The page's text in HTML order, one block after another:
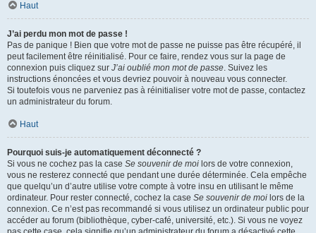
Haut
J’ai perdu mon mot de passe !
Pas de panique ! Bien que votre mot de passe ne puisse pas être récupéré, il
peut facilement être réinitialisé. Pour ce faire, rendez vous sur la page de
connexion puis cliquez sur J’ai oublié mon mot de passe. Suivez les
instructions énoncées et vous devriez pouvoir à nouveau vous connecter.
Si toutefois vous ne parveniez pas à réinitialiser votre mot de passe, contactez
un administrateur du forum.
Haut
Pourquoi suis-je automatiquement déconnecté ?
Si vous ne cochez pas la case Se souvenir de moi lors de votre connexion,
vous ne resterez connecté que pendant une durée déterminée. Cela empêche
que quelqu’un d’autre utilise votre compte à votre insu en utilisant le même
ordinateur. Pour rester connecté, cochez la case Se souvenir de moi lors de la
connexion. Ce n’est pas recommandé si vous utilisez un ordinateur public pour
accéder au forum (bibliothèque, cyber-café, université, etc.). Si vous ne voyez